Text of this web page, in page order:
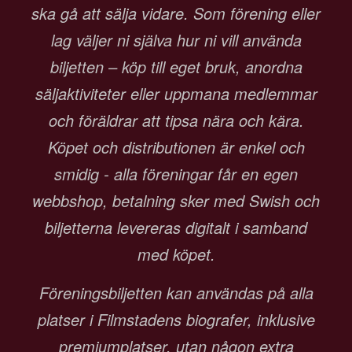
ska gå att sälja vidare. Som förening eller
lag väljer ni själva hur ni vill använda
biljetten – köp till eget bruk, anordna
säljaktiviteter eller uppmana medlemmar
och föräldrar att tipsa nära och kära.
Köpet och distributionen är enkel och
smidig - alla föreningar får en egen
webbshop, betalning sker med Swish och
biljetterna levereras digitalt i samband
med köpet.
Föreningsbiljetten kan användas på alla
platser i Filmstadens biografer, inklusive
premiumplatser, utan någon extra